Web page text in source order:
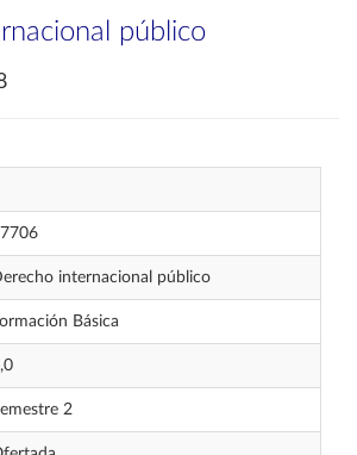
público
internacional público
Básica
2